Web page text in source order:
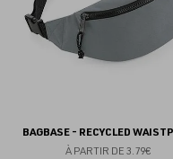
BAGBASE - RECYCLED
À PARTIR DE 3.79€